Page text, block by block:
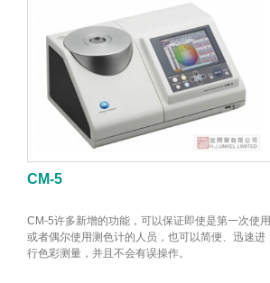
CM-5
CM-5许多新增的功能，可以保证即使是第一次使用
或者偶尔使用测色计的人员，也可以简便、迅速进
行色彩测量，并且不会有误操作。